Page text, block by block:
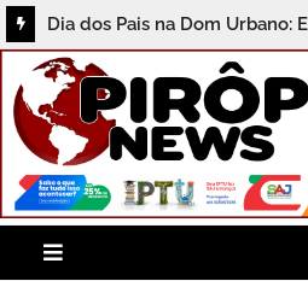
Dia dos Pais terá programação
Feijoada Histórica no Grupo
Hotéis